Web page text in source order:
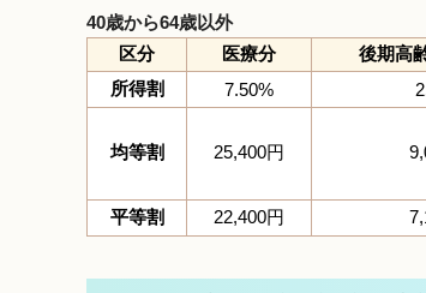
40歳から64歳以外
区分
医療分 後期高
所得割
7.50%
均等割 25,400円
平等割 22,400円